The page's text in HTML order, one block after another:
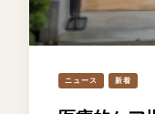
ニュース 新着